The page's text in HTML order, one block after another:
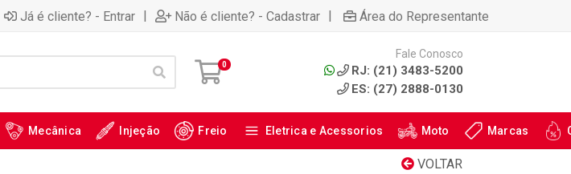
Já é cliente? - Entrar | Não é cliente? - Cadastrar | Área do Representante
0
Fale Conosco
RJ: (21) 3483-5200
ES: (27) 2888-0130
Mecânica Injeção Freio Eletrica e Acessorios Moto Marcas
VOLTAR